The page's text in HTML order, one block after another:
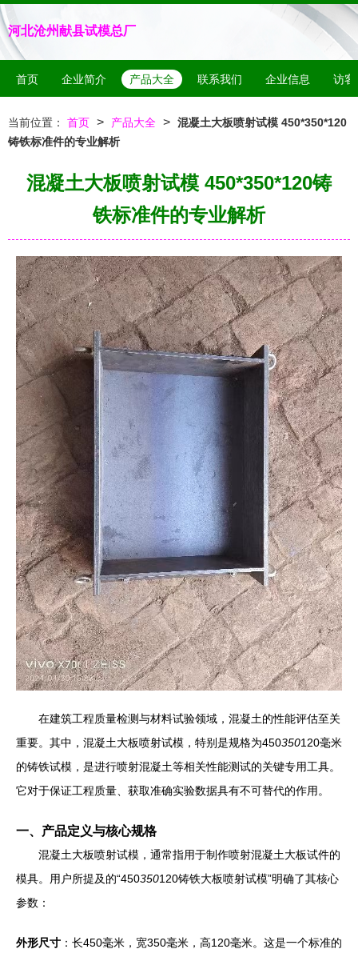
河北沧州献县试模总厂
首页 企业简介 产品大全 联系我们 企业信息 访客
当前位置： 首页 > 产品大全 > 混凝土大板喷射试模 450*350*120
铸铁标准件的专业解析
混凝土大板喷射试模 450*350*120铸
铁标准件的专业解析
在建筑工程质量检测与材料试验领域，混凝土的性能评估至关
重要。其中，混凝土大板喷射试模，特别是规格为450350120毫米
的铸铁试模，是进行喷射混凝土等相关性能测试的关键专用工具。
它对于保证工程质量、获取准确实验数据具有不可替代的作用。
一、产品定义与核心规格
混凝土大板喷射试模，通常指用于制作喷射混凝土大板试件的
模具。用户所提及的“450350120铸铁大板喷射试模”明确了其核心
参数：
外形尺寸 ：长450毫米，宽350毫米，高120毫米。这是一个标准的